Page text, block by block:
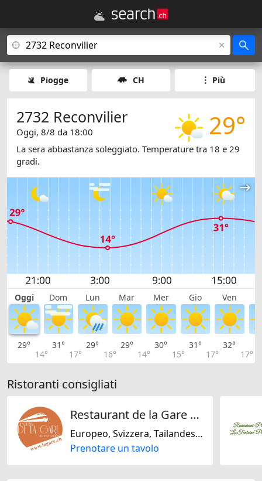
Piogge CH Più
29°
2732 Reconvilier
Oggi, 8/8 da 18:00
La sera abbastanza soleggiato. Temperature tra 18 e 29
gradi.
Oggi Dom Lun Mar Mer Gio Ven
29°
14°
31°
17°
29°
16°
29°
14°
30°
15°
31°
17°
32°
17°
Ristoranti consigliati
Restaurant de la Gare Reconvilier Sàrl
Europeo, Svizzera, Tailandese, Senza glutine, Senza lattosio, Senza noci, Senza soja
Prenotare un tavolo